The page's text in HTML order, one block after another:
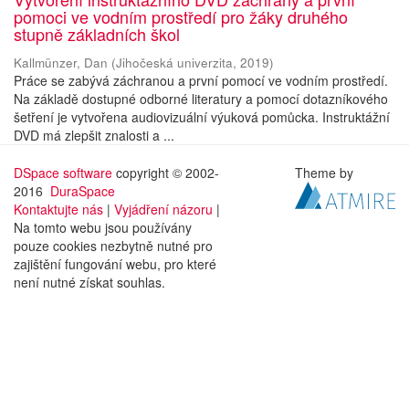
pomoci ve vodním prostředí pro žáky druhého
stupně základních škol
Kallmünzer, Dan (Jihočeská univerzita, 2019)
Práce se zabývá záchranou a první pomocí ve vodním prostředí.
Na základě dostupné odborné literatury a pomocí dotazníkového
šetření je vytvořena audiovizuální výuková pomůcka. Instruktážní
DVD má zlepšit znalosti a ...
DSpace software copyright © 2002-
2016 DuraSpace
Kontaktujte nás | Vyjádření názoru |
Na tomto webu jsou používány
pouze cookies nezbytně nutné pro
zajištění fungování webu, pro které
není nutné získat souhlas.
Theme by